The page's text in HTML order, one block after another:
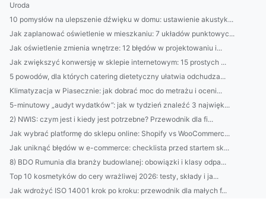
Uroda
10 pomysłów na ulepszenie dźwięku w domu: ustawienie akustyk...
Jak zaplanować oświetlenie w mieszkaniu: 7 układów punktowyc...
Jak oświetlenie zmienia wnętrze: 12 błędów w projektowaniu i...
Jak zwiększyć konwersję w sklepie internetowym: 15 prostych ...
5 powodów, dla których catering dietetyczny ułatwia odchudza...
Klimatyzacja w Piasecznie: jak dobrać moc do metrażu i oceni...
5-minutowy „audyt wydatków”: jak w tydzień znaleźć 3 najwięk...
2) NWIS: czym jest i kiedy jest potrzebne? Przewodnik dla fi...
Jak wybrać platformę do sklepu online: Shopify vs WooCommerc...
Jak uniknąć błędów w e-commerce: checklista przed startem sk...
8) BDO Rumunia dla branży budowlanej: obowiązki i klasy odpa...
Top 10 kosmetyków do cery wrażliwej 2026: testy, składy i ja...
Jak wdrożyć ISO 14001 krok po kroku: przewodnik dla małych f...